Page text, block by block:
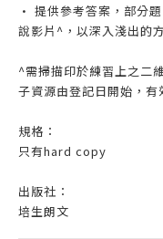
• 提供參考答案，部分
說影片^，以深入淺出的
^需掃描印於練習上之二
子資源由登記日開始，有
規格：
只有hard copy
出版社：
培生朗文